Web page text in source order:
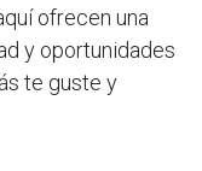
ofrecen una
y oportunidades
te guste y